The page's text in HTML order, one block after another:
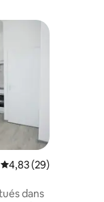
: 5 sur 5
Évaluation moyenne
4,83 (29)
dans